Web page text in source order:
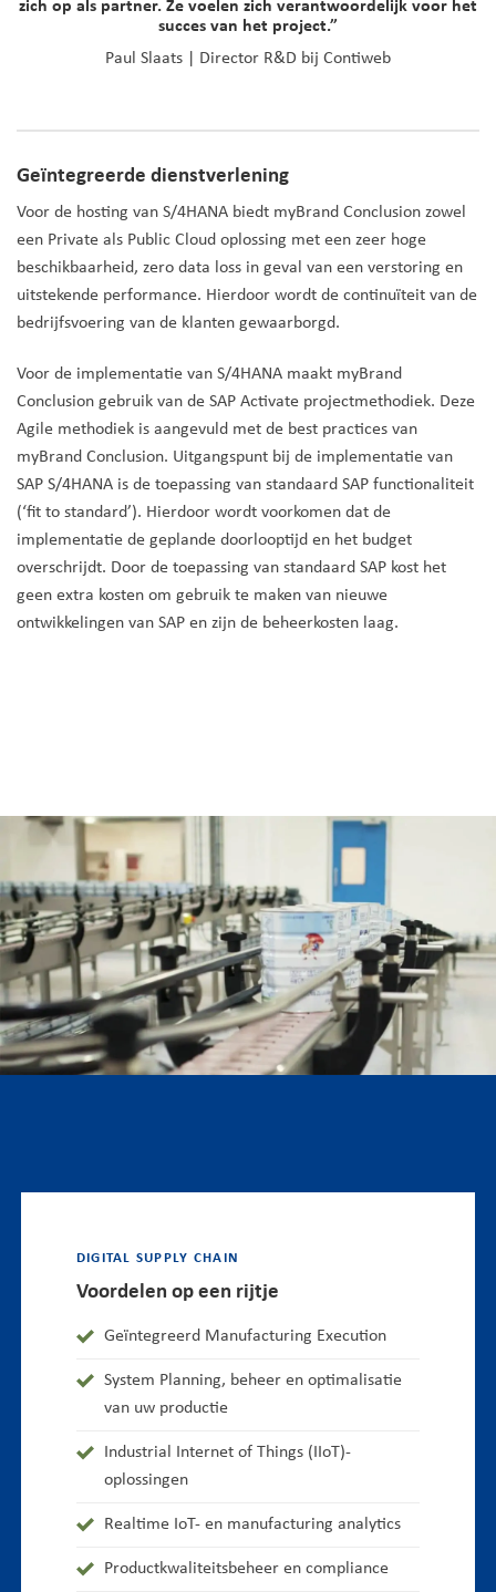
zich op als partner. Ze voelen zich verantwoordelijk voor het
succes van het project.”
Paul Slaats | Director R&D bij Contiweb
Geïntegreerde dienstverlening
Voor de hosting van S/4HANA biedt myBrand Conclusion zowel
een Private als Public Cloud oplossing met een zeer hoge
beschikbaarheid, zero data loss in geval van een verstoring en
uitstekende performance. Hierdoor wordt de continuïteit van de
bedrijfsvoering van de klanten gewaarborgd.
Voor de implementatie van S/4HANA maakt myBrand
Conclusion gebruik van de SAP Activate projectmethodiek. Deze
Agile methodiek is aangevuld met de best practices van
myBrand Conclusion. Uitgangspunt bij de implementatie van
SAP S/4HANA is de toepassing van standaard SAP functionaliteit
(‘fit to standard’). Hierdoor wordt voorkomen dat de
implementatie de geplande doorlooptijd en het budget
overschrijdt. Door de toepassing van standaard SAP kost het
geen extra kosten om gebruik te maken van nieuwe
ontwikkelingen van SAP en zijn de beheerkosten laag.
DIGITAL SUPPLY CHAIN
Voordelen op een rijtje
Geïntegreerd Manufacturing Execution
System Planning, beheer en optimalisatie
van uw productie
Industrial Internet of Things (IIoT)-
oplossingen
Realtime IoT- en manufacturing analytics
Productkwaliteitsbeheer en compliance